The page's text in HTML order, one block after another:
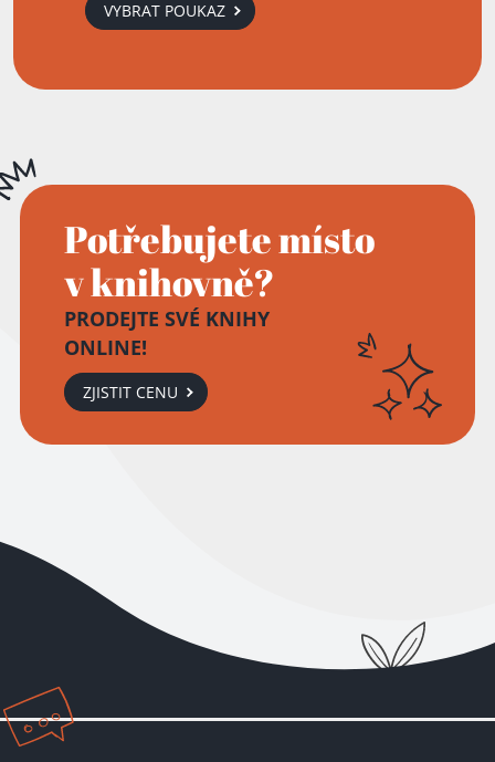
VYBRAT POUKAZ
Potřebujete místo
v knihovně?
PRODEJTE SVÉ KNIHY
ONLINE!
ZJISTIT CENU